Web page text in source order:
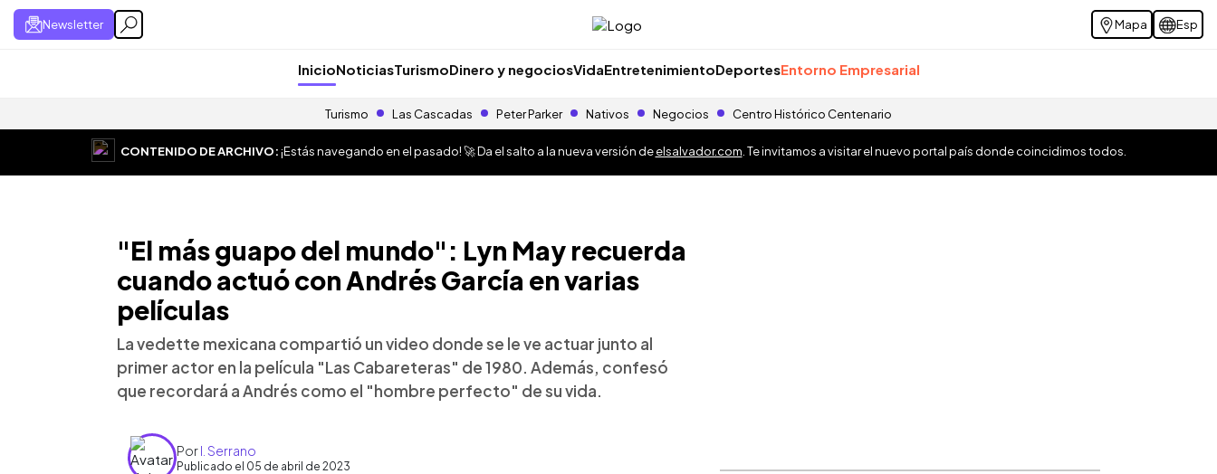
Newsletter Mapa Esp
InicioNoticiasTurismoDinero y negociosVidaEntretenimientoDeportesEntorno Empresarial
Turismo Las Cascadas Peter Parker Nativos Negocios Centro Histórico Centenario
CONTENIDO DE ARCHIVO:¡Estás navegando en el pasado! 🚀 Da el salto a la nueva versión deelsalvador.com . Te invitamos a visitar el nuevo portal país donde coincidimos todos.
"El más guapo del mundo": Lyn May recuerda
cuando actuó con Andrés García en varias
películas
La vedette mexicana compartió un video donde se le ve actuar junto al
primer actor en la película "Las Cabareteras" de 1980. Además, confesó
que recordará a Andrés como el "hombre perfecto" de su vida.
PorI. Serrano
Publicado el 05 de abril de 2023